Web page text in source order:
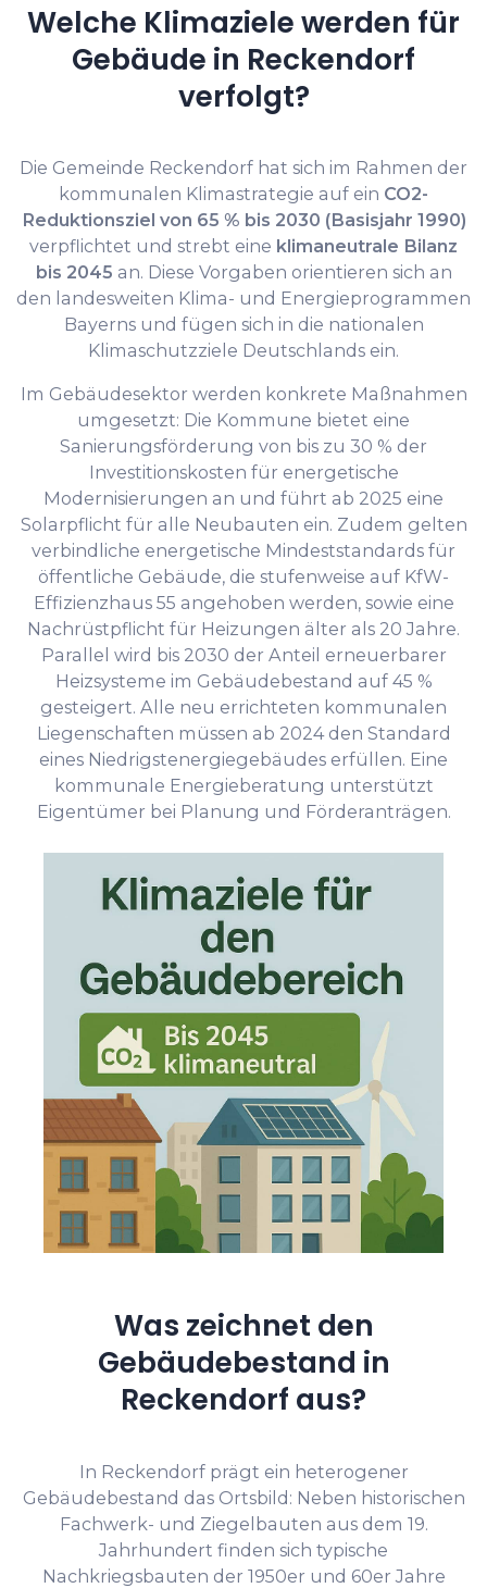
Welche Klimaziele werden für
Gebäude in Reckendorf
verfolgt?
Die Gemeinde Reckendorf hat sich im Rahmen der
kommunalen Klimastrategie auf ein CO2-
Reduktionsziel von 65 % bis 2030 (Basisjahr 1990)
verpflichtet und strebt eine klimaneutrale Bilanz
bis 2045 an. Diese Vorgaben orientieren sich an
den landesweiten Klima- und Energieprogrammen
Bayerns und fügen sich in die nationalen
Klimaschutzziele Deutschlands ein.
Im Gebäudesektor werden konkrete Maßnahmen
umgesetzt: Die Kommune bietet eine
Sanierungsförderung von bis zu 30 % der
Investitionskosten für energetische
Modernisierungen an und führt ab 2025 eine
Solarpflicht für alle Neubauten ein. Zudem gelten
verbindliche energetische Mindeststandards für
öffentliche Gebäude, die stufenweise auf KfW-
Effizienzhaus 55 angehoben werden, sowie eine
Nachrüstpflicht für Heizungen älter als 20 Jahre.
Parallel wird bis 2030 der Anteil erneuerbarer
Heizsysteme im Gebäudebestand auf 45 %
gesteigert. Alle neu errichteten kommunalen
Liegenschaften müssen ab 2024 den Standard
eines Niedrigstenergiegebäudes erfüllen. Eine
kommunale Energieberatung unterstützt
Eigentümer bei Planung und Förderanträgen.
Was zeichnet den
Gebäudebestand in
Reckendorf aus?
In Reckendorf prägt ein heterogener
Gebäudebestand das Ortsbild: Neben historischen
Fachwerk- und Ziegelbauten aus dem 19.
Jahrhundert finden sich typische
Nachkriegsbauten der 1950er und 60er Jahre